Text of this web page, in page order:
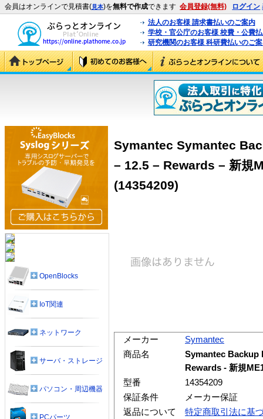
会員はオンラインで見積書(見本)を無料で作成できます 会員登録(無料) ログイン
法人のお客様 請求書払いのご案内
学校・官公庁のお客様 校費・公費
研究機関のお客様 科研費払いのご
Symantec Symantec
– 12.5 – Rewards – 新規
(14354209)
メーカー
Symantec
商品名
Symantec Backup
Rewards - 新規
型番
14354209
保証条件
メーカー保証
返品について
特定商取引法に基
OpenBlocks
IoT関連
ネットワーク
サーバ・ストレージ
パソコン・周辺機器
PCパーツ